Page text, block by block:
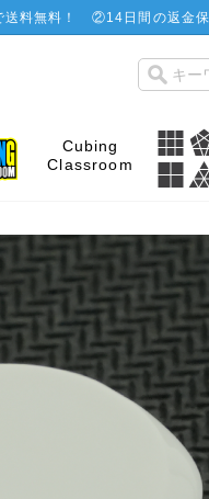
料無料！ ②14日間の返金
Cubing
Classroom